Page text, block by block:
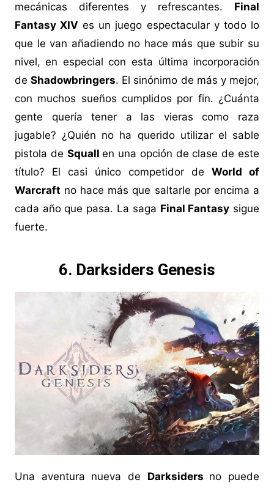
mecánicas diferentes y refrescantes. Final
Fantasy XIV es un juego espectacular y todo lo
que le van añadiendo no hace más que subir su
nivel, en especial con esta última incorporación
deShadowbringers. El sinónimo de más y mejor,
con muchos sueños cumplidos por fin. ¿Cuánta
gente quería tener a las vieras como raza
jugable? ¿Quién no ha querido utilizar el sable
pistola de Squallen una opción de clase de este
título? El casi único competidor deWorld of
Warcraft no hace más que saltarle por encima a
cada año que pasa. La saga Final Fantasy sigue
fuerte.
6. Darksiders Genesis
Una aventura nueva de Darksiders no puede